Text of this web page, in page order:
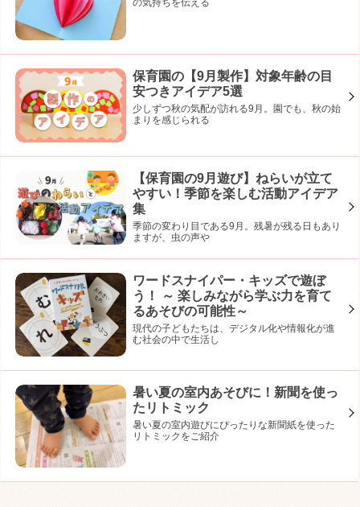
保育園の【9月製作】対象年齢の目
安つきアイデア5選
少しずつ秋の気配が訪れる9月。園でも、秋の始
まりを感じられる
【保育園の9月遊び】ねらいが立て
やすい！季節を楽しむ活動アイデア
集
季節の変わり目である9月。残暑が残る日もあり
ますが、虫の声や
ワードスナイパー・キッズで遊ぼ
う！ ～ 楽しみながら学ぶ力を育て
るあそびの可能性～
現代の子どもたちは、デジタル化や情報化が進
む社会の中で生活し
暑い夏の室内あそびに！新聞を使っ
たリトミック
暑い夏の室内遊びにぴったりな新聞紙を使った
リトミックをご紹介